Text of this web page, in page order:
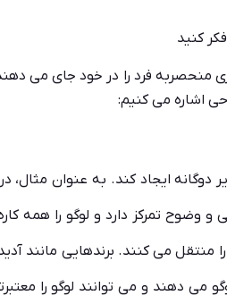
منحصربه فرد را در خود جای می
اشاره می کنیم:
وضوح تمرکز دارد و لوگو را همه
می کنند. برندهایی مانند
و می توانند لوگو را